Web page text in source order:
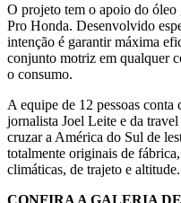
O projeto tem o apoio do óleo
Pro Honda. Desenvolvido
intenção é garantir máxima
conjunto motriz em qualquer
o consumo.
A equipe de 12 pessoas
jornalista Joel Leite e da
cruzar a América do Sul de
totalmente originais de
climáticas, de trajeto e altitude.
CONFIRA A GALERIA